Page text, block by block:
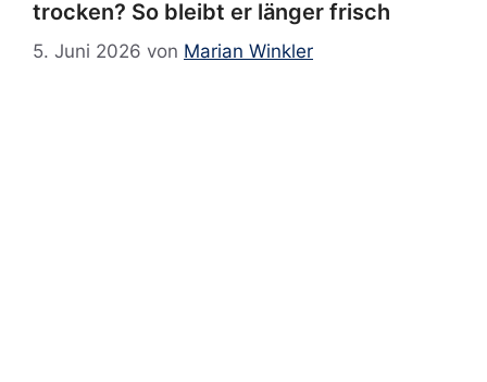
trocken? So bleibt er länger frisch
5. Juni 2026 von Marian Winkler